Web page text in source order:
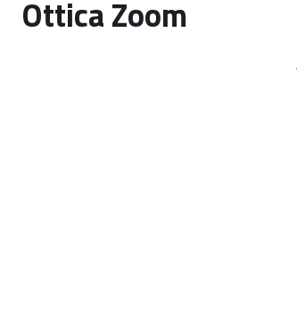
Ottica Zoom